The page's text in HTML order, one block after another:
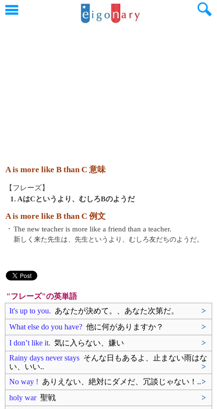
A is more like B than C 意味
【フレーズ】
1. AはCというより、むしろBのようだ
A is more like B than C 例文
・ The new teacher is more like a friend than a teacher.
新しく来た先生は、先生というより、むしろ友だちのようだ。
"フレーズ"の英単語
It's up to you. あなたが決めて。、あなた次第だ。
>
What else do you have? 他に何がありますか？
>
I don’t like it. 気に入らない、嫌い
>
Rainy days never stays そんな日もあるよ、止まない雨はな
い、いい..
>
No way ! ありえない、絶対にダメだ、冗談じゃない！..>
holy war聖戦
>